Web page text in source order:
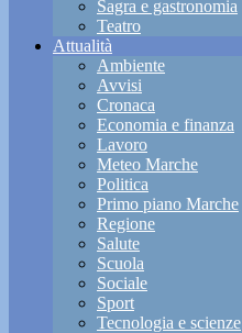
Sagra e gastronomia
Teatro
Attualità
Ambiente
Avvisi
Cronaca
Economia e finanza
Lavoro
Meteo Marche
Politica
Primo piano Marche
Regione
Salute
Scuola
Sociale
Sport
Tecnologia e scienze